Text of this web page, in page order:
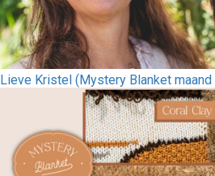
Lieve Kristel (Mystery Blanket maand